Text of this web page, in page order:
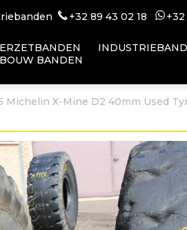
+32 89 43 02 18 +32
BANDEN
Michelin X-Mine D2 40mm Used